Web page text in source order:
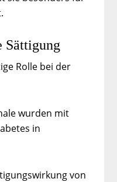
Sättigung
Rolle bei der
wurden mit
in
von